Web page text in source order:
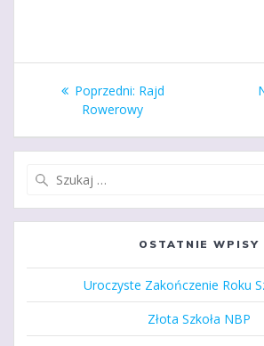
Nawigacja
wpisu
Poprzedni: Poprzedni
wpis:
Rajd
Rowerowy
OSTATNIE WPISY
Uroczyste Zakończenie Roku
Złota Szkoła NBP